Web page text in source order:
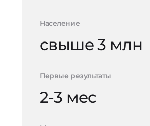
Население
свыше 3 млн
Первые результаты
2-3 мес